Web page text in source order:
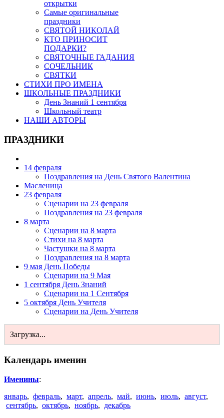
открытки
Самые оригинальные
праздники
СВЯТОЙ НИКОЛАЙ
КТО ПРИНОСИТ
ПОДАРКИ?
СВЯТОЧНЫЕ ГАДАНИЯ
СОЧЕЛЬНИК
СВЯТКИ
СТИХИ ПРО ИМЕНА
ШКОЛЬНЫЕ ПРАЗДНИКИ
День Знаний 1 сентября
Школьный театр
НАШИ АВТОРЫ
ПРАЗДНИКИ
14 февраля
Поздравления на День Святого Валентина
Масленица
23 февраля
Сценарии на 23 февраля
Поздравления на 23 февраля
8 марта
Сценарии на 8 марта
Стихи на 8 марта
Частушки на 8 марта
Поздравления на 8 марта
9 мая День Победы
Сценарии на 9 Мая
1 сентября День Знаний
Сценарии на 1 Сентября
5 октября День Учителя
Сценарии на День Учителя
Загрузка...
Календарь именин
Именины:
январь, февраль, март, апрель, май, июнь, июль, август,
сентябрь, октябрь, ноябрь, декабрь